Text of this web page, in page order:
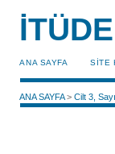
ANA SAYFA SİTE
ANA SAYFA>Cilt 3,